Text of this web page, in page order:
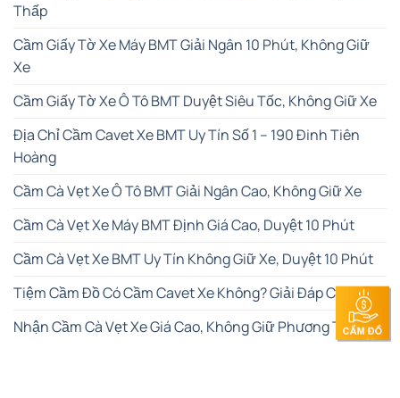
Thấp
Cầm Giấy Tờ Xe Máy BMT Giải Ngân 10 Phút, Không Giữ
Xe
Cầm Giấy Tờ Xe Ô Tô BMT Duyệt Siêu Tốc, Không Giữ Xe
Địa Chỉ Cầm Cavet Xe BMT Uy Tín Số 1 – 190 Đinh Tiên
Hoàng
Cầm Cà Vẹt Xe Ô Tô BMT Giải Ngân Cao, Không Giữ Xe
Cầm Cà Vẹt Xe Máy BMT Định Giá Cao, Duyệt 10 Phút
Cầm Cà Vẹt Xe BMT Uy Tín Không Giữ Xe, Duyệt 10 Phút
Tiệm Cầm Đồ Có Cầm Cavet Xe Không? Giải Đáp Chi Tiết
Nhận Cầm Cà Vẹt Xe Giá Cao, Không Giữ Phương Tiện